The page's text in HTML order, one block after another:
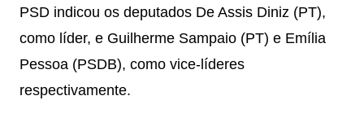
PSD indicou os deputados De Assis Diniz (PT),
como líder, e Guilherme Sampaio (PT) e Emília
Pessoa (PSDB), como vice-líderes
respectivamente.